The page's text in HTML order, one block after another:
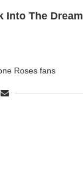
Into The Dream
Roses fans